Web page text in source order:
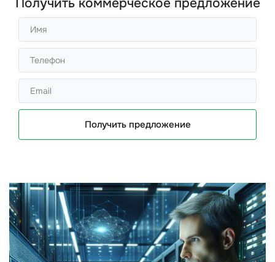
Получить предложение